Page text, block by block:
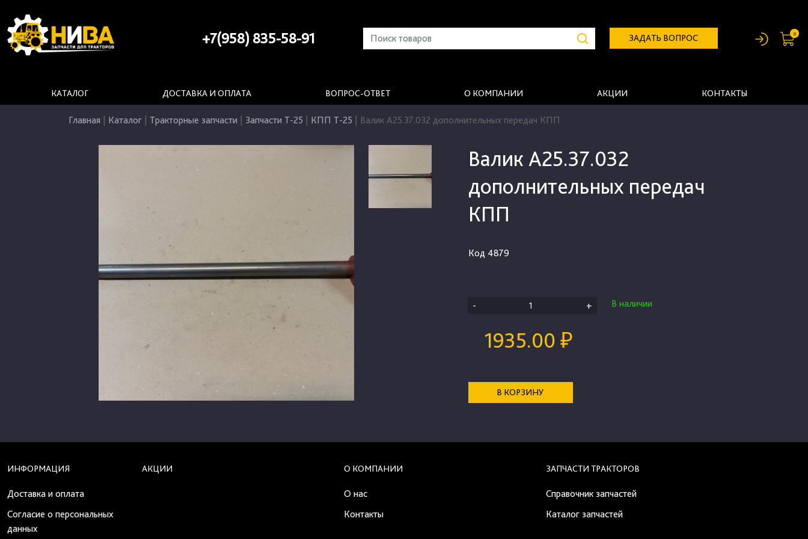
+7(958) 835-58-91 ЗАДАТЬ ВОПРОС 0
КАТАЛОГ ДОСТАВКА И ОПЛАТА ВОПРОС-ОТВЕТ О КОМПАНИИ АКЦИИ КОНТАКТЫ
Главная Каталог Тракторные запчасти Запчасти Т-25 КПП Т-25 Валик А25.37.032 дополнительных передач КПП
Валик А25.37.032
дополнительных передач
КПП
Код 4879
- + В наличии
1935.00 ₽
В КОРЗИНУ
ИНФОРМАЦИЯ
Доставка и оплата
Согласие о персональных
данных
АКЦИИ О КОМПАНИИ
О нас
Контакты
ЗАПЧАСТИ ТРАКТОРОВ
Справочник запчастей
Каталог запчастей